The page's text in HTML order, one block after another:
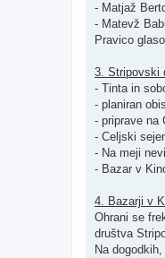
- Matjaž
- Matevž
Pravico
3. Stripovski
- Tinta in
- planiran
- priprave na
- Celjski
- Na meji
- Bazar v
4. Bazarji v
Ohrani se
društva
Na